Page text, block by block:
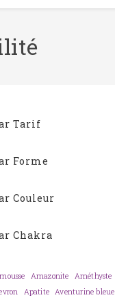
Tarif
Forme
Couleur
Chakra
Amazonite
Améthyste
Apatite Aventurine bleue